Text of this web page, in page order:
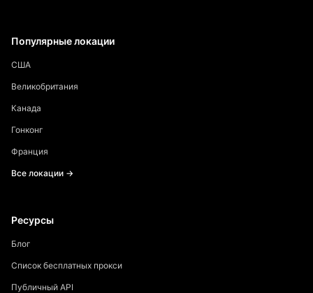
Популярные локации
США
Великобритания
Канада
Гонконг
Франция
Все локации →
Ресурсы
Блог
Список бесплатных прокси
Публичный API